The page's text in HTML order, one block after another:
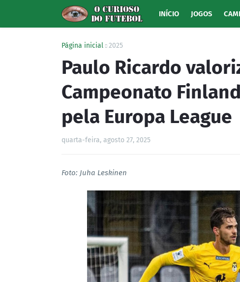
INÍCIO JOGOS
Página inicial 2025
Paulo Ricardo
Campeonato
pela Europa League
quarta-feira, agosto 27, 2025
Foto: Juha Leskinen